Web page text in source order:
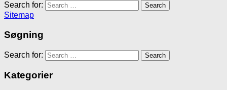
Search for:
Sitemap
Søgning
Search for:
Kategorier